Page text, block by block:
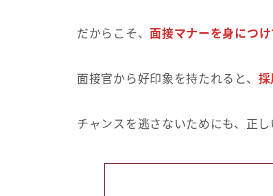
だからこそ、 面接マナーを身につ
面接官から好印象を持たれると、 採
チャンスを逃さないためにも、正